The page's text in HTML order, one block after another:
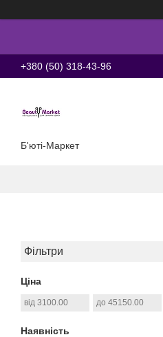
+380 (50) 318-43-96
Б'юті-Маркет
Фільтри
Ціна
Наявність